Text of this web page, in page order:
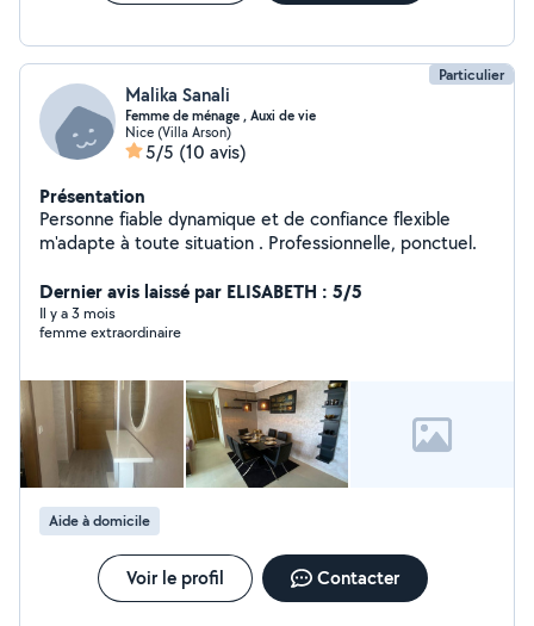
Particulier
Malika Sanali
Femme de ménage , Auxi de vie
Nice (Villa Arson)
5/5 (10 avis)
Présentation
Personne fiable dynamique et de confiance flexible
m'adapte à toute situation . Professionnelle, ponctuel.
Dernier avis laissé par ELISABETH : 5/5
Il y a 3 mois
femme extraordinaire
Aide à domicile
Voir le profil Contacter